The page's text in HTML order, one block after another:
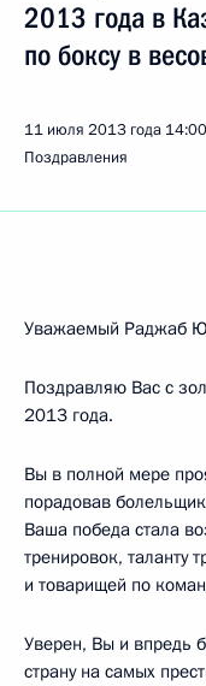
2013 года в
по боксу в
11 июля 2013 года 14:00
Поздравления
Уважаемый Раджаб
Поздравляю Вас с
2013 года.
Вы в полной мере
порадовав
Ваша победа стала
тренировок, таланту
и товарищей по
Уверен, Вы и впредь
страну на самых